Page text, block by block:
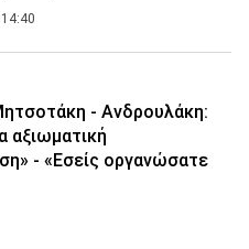
- Ανδρουλάκη:
αξιωματική
- «Εσείς οργανώσατε